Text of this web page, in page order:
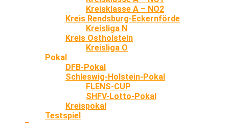
Kreisklasse A – NO2
Kreis Rendsburg-Eckernförde
Kreisliga N
Kreis Ostholstein
Kreisliga O
Pokal
DFB-Pokal
Schleswig-Holstein-Pokal
FLENS-CUP
SHFV-Lotto-Pokal
Kreispokal
Testspiel